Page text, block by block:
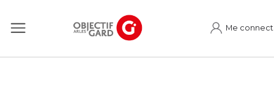
Me